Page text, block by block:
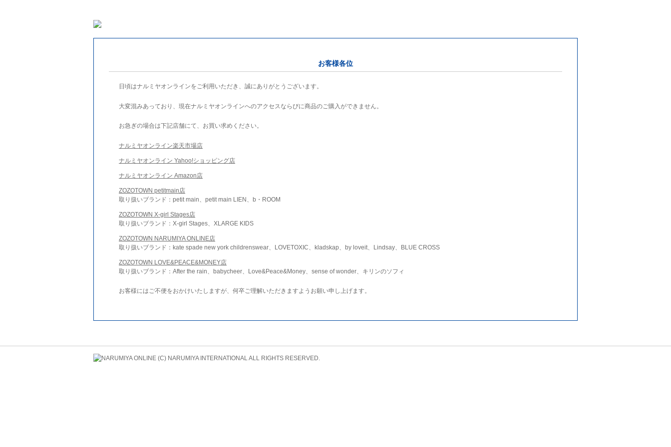
お客様各位
日頃はナルミヤオンラインをご利用いただき、誠にありがとうございます。
大変混みあっており、現在ナルミヤオンラインへのアクセスならびに商品のご購入ができません。
お急ぎの場合は下記店舗にて、お買い求めください。
ナルミヤオンライン楽天市場店
ナルミヤオンライン Yahoo!ショッピング店
ナルミヤオンライン Amazon店
ZOZOTOWN petitmain店
取り扱いブランド：petit main、petit main LIEN、b・ROOM
ZOZOTOWN X-girl Stages店
取り扱いブランド：X-girl Stages、XLARGE KIDS
ZOZOTOWN NARUMIYA ONLINE店
取り扱いブランド：kate spade new york childrenswear、LOVETOXIC、kladskap、by loveit、Lindsay、BLUE CROSS
ZOZOTOWN LOVE&PEACE&MONEY店
取り扱いブランド：After the rain、babycheer、Love&Peace&Money、sense of wonder、キリンのソフィ
お客様にはご不便をおかけいたしますが、何卒ご理解いただきますようお願い申し上げます。